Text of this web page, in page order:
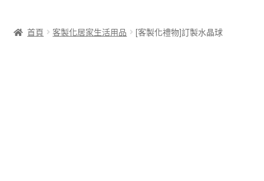
首頁 客製化居家生活用品 [客製化禮物]訂製水晶球